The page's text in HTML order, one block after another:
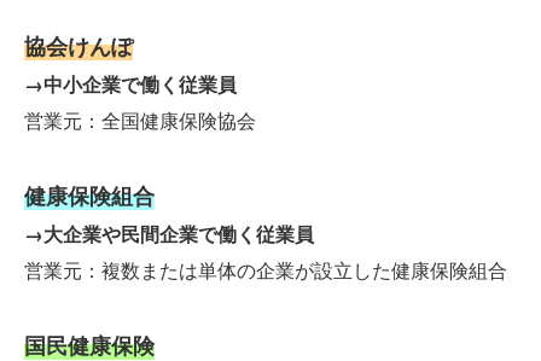
協会けんぽ
→中小企業で働く従業員
営業元：全国健康保険協会
健康保険組合
→大企業や民間企業で働く従業員
営業元：複数または単体の企業が設立した健康保険組合
国民健康保険